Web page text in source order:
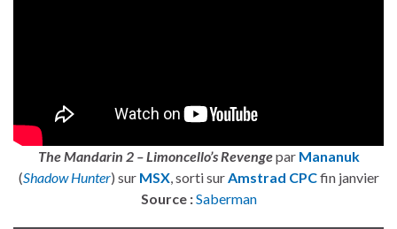
The Mandarin 2 – Limoncello’s Revengepar Mananuk
(Shadow Hunter) sur MSX, sorti surAmstrad CPCfin janvier
Source :Saberman